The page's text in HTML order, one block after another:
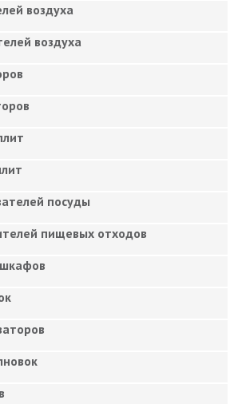
воздуха
воздуха
посуды
пищевых отходов